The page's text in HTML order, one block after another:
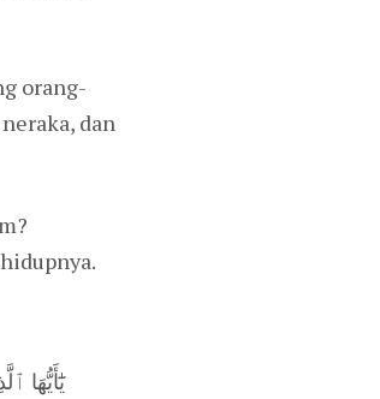
orang-
dan
يَٰٓأَيُّهَا